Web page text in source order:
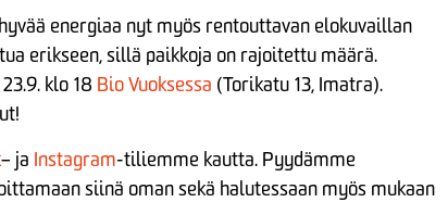
energiaa nyt myös rentouttavan elokuvaillan
erikseen, sillä paikkoja on rajoitettu määrä.
klo 18 Bio Vuoksessa (Torikatu 13, Imatra).
– ja Instagram-tiliemme kautta. Pyydämme
siinä oman sekä halutessaan myös mukaan